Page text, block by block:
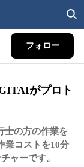
フォロー
がプロト
士の方の作業を
業コストを10分
ャーです。